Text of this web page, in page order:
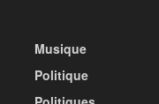
Musique
Politique